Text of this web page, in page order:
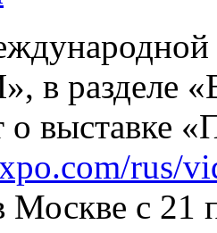
разделе
о
rus/
Москве с 21